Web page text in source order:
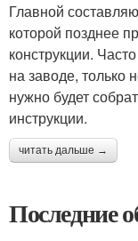
Главной
которой позднее
конструкции.
на заводе, только
нужно будет
инструкции.
читать дальше →
Последние